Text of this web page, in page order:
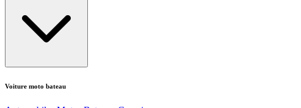
Voiture moto bateau